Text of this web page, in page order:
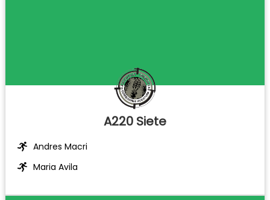
A220 Siete
Andres Macri
Maria Avila